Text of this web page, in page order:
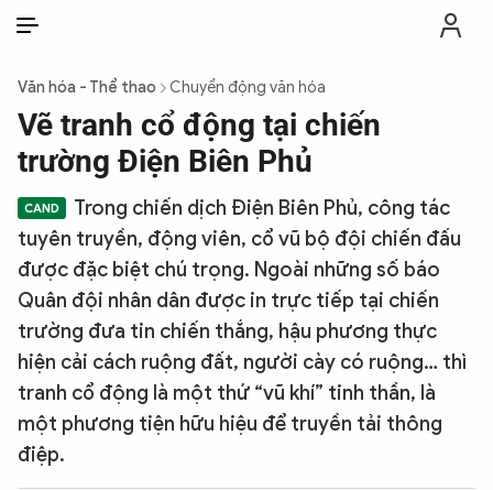
THỜI SỰ
CHỐNG DIỄN BIẾN HÒA BÌNH
CÔNG AN TRONG LÒNG DÂN
PHÁP LUẬT
CÔNG NGHỆ
Văn hóa - Thể thao Chuyển động văn hóa
Vẽ tranh cổ động tại chiến
trường Điện Biên Phủ
Trong chiến dịch Điện Biên Phủ, công tác
tuyên truyền, động viên, cổ vũ bộ đội chiến đấu
được đặc biệt chú trọng. Ngoài những số báo
Quân đội nhân dân được in trực tiếp tại chiến
trường đưa tin chiến thắng, hậu phương thực
hiện cải cách ruộng đất, người cày có ruộng… thì
tranh cổ động là một thứ “vũ khí” tinh thần, là
một phương tiện hữu hiệu để truyền tải thông
điệp.